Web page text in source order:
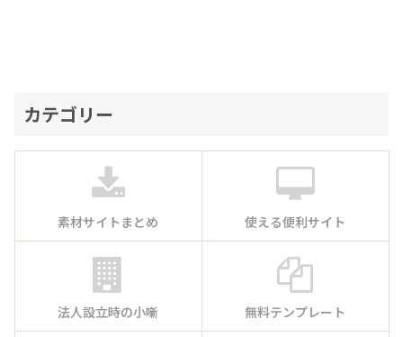
カテゴリー
素材サイトまとめ 使える便利サイト
法人設立時の小噺 無料テンプレート